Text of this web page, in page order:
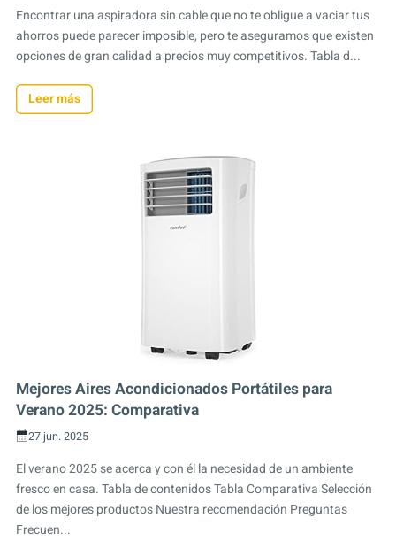
Encontrar una aspiradora sin cable que no te obligue a vaciar tus
ahorros puede parecer imposible, pero te aseguramos que existen
opciones de gran calidad a precios muy competitivos. Tabla d...
Leer más
Mejores Aires Acondicionados Portátiles para
Verano 2025: Comparativa
27 jun. 2025
El verano 2025 se acerca y con él la necesidad de un ambiente
fresco en casa. Tabla de contenidos Tabla Comparativa Selección
de los mejores productos Nuestra recomendación Preguntas
Frecuen...